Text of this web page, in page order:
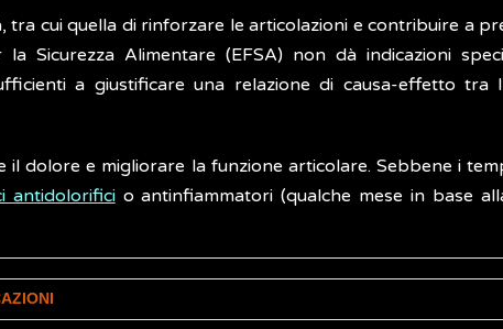
cui quella di rinforzare le articolazioni e contribuire a
la Sicurezza Alimentare (EFSA) non dà indicazioni
a giustificare una relazione di causa-effetto tra
il dolore e migliorare la funzione articolare. Sebbene i
antidolorificio antinfiammatori (qualche mese in base